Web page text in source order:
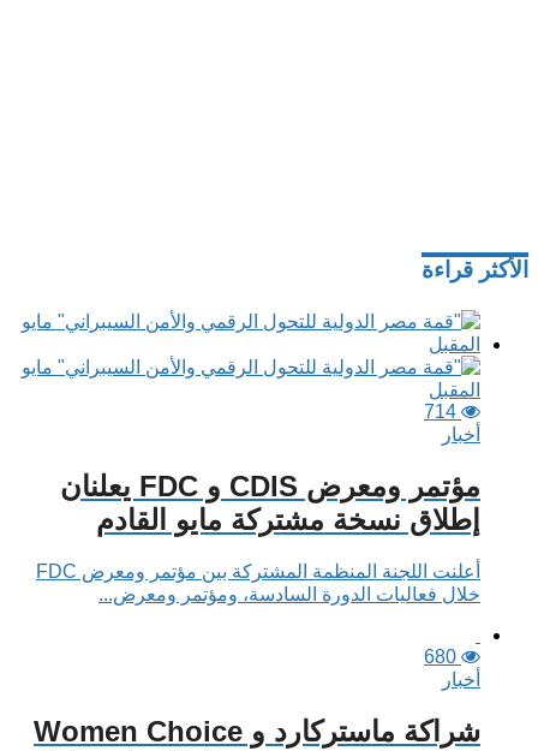
الأكثر قراءة
714
أخبار
مؤتمر ومعرض CDIS و FDC يعلنان
إطلاق نسخة مشتركة مايو القادم
أعلنت اللجنة المنظمة المشتركة بين مؤتمر ومعرض FDC
خلال فعاليات الدورة السادسة، ومؤتمر ومعرض...
680
أخبار
شراكة ماستركارد و Women Choice